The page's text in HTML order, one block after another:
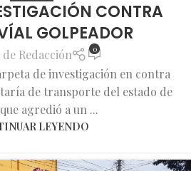
CONTRA
GOLPEADOR
de Redacción 0
de investigación en contra
de transporte del estado de
agredió a un ...
LEYENDO